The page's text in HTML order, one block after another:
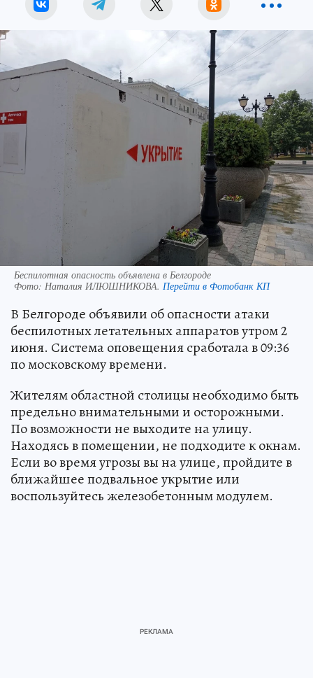
Беспилотная опасность объявлена в Белгороде
Фото: Наталия ИЛЮШНИКОВА. Перейти в Фотобанк КП
В Белгороде объявили об опасности атаки
беспилотных летательных аппаратов утром 2
июня. Система оповещения сработала в 09:36
по московскому времени.
Жителям областной столицы необходимо быть
предельно внимательными и осторожными.
По возможности не выходите на улицу.
Находясь в помещении, не подходите к окнам.
Если во время угрозы вы на улице, пройдите в
ближайшее подвальное укрытие или
воспользуйтесь железобетонным модулем.